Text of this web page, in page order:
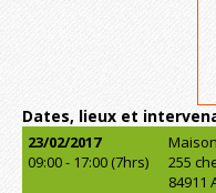
Dates, lieux et
23/02/2017
09:00 - 17:00 (7hrs)
255
84911